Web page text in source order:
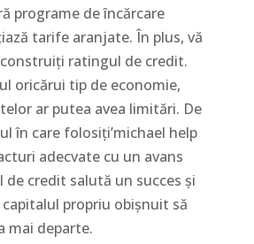
programe de încărcare
tarife aranjate. În plus, vă
ratingul de credit.
oricărui tip de economie,
ar putea avea limitări. De
în care folosiți’michael help
adecvate cu un avans
credit salută un succes și
propriu obișnuit să
mai departe.